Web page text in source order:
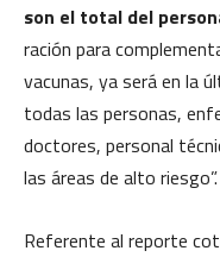
son el total del
ración para
vacunas, ya será en la
todas las personas,
doctores, personal
las áreas de alto riesgo”.
Referente al reporte